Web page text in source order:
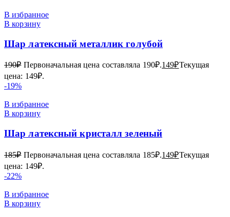
В избранное
В корзину
Шар латексный металлик голубой
190₽ Первоначальная цена составляла 190₽.149₽Текущая
цена: 149₽.
-19%
В избранное
В корзину
Шар латексный кристалл зеленый
185₽ Первоначальная цена составляла 185₽.149₽Текущая
цена: 149₽.
-22%
В избранное
В корзину